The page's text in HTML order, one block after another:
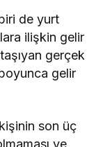
de yurt
ilişkin gelir
gerçek
gelir
son üç
ve